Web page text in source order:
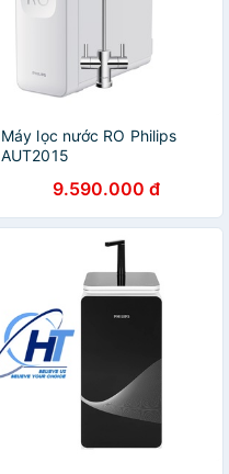
Máy lọc nước RO Philips
AUT2015
9.590.000 đ